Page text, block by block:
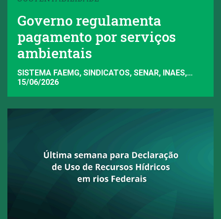
Governo regulamenta
pagamento por serviços
ambientais
SISTEMA FAEMG, SINDICATOS, SENAR, INAES,
FAEMG
15/06/2026